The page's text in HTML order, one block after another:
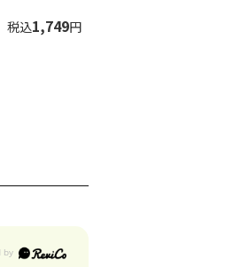
税込1,749円